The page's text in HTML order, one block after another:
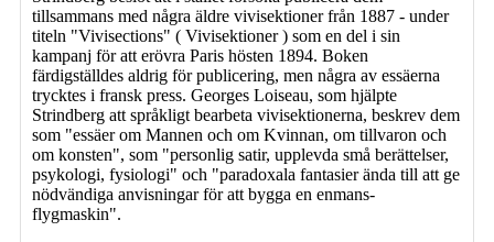
tillsammans med några äldre vivisektioner från 1887 - under
titeln "Vivisections" ( Vivisektioner ) som en del i sin
kampanj för att erövra Paris hösten 1894. Boken
färdigställdes aldrig för publicering, men några av essäerna
trycktes i fransk press. Georges Loiseau, som hjälpte
Strindberg att språkligt bearbeta vivisektionerna, beskrev dem
som "essäer om Mannen och om Kvinnan, om tillvaron och
om konsten", som "personlig satir, upplevda små berättelser,
psykologi, fysiologi" och "paradoxala fantasier ända till att ge
nödvändiga anvisningar för att bygga en enmans-
flygmaskin".